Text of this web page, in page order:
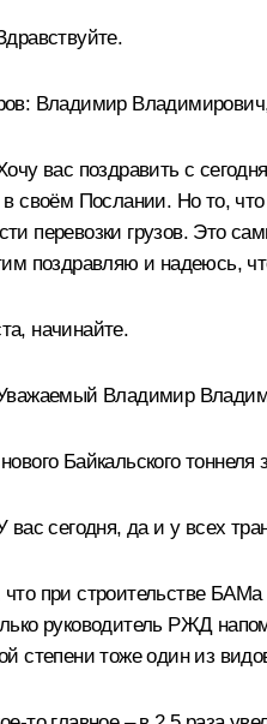
Владимир
вас поздравить с
своём Послании. Но то, что
перевозки грузов. Это
поздравляю и надеюсь,
начинайте.
Владимир
Байкальского тоннеля
вас сегодня, да и у всех
при строительстве БАМа
руководитель РЖД
степени тоже один из